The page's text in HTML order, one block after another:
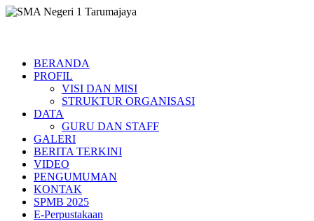
BERANDA
PROFIL
VISI DAN MISI
STRUKTUR ORGANISASI
DATA
GURU DAN STAFF
GALERI
BERITA TERKINI
VIDEO
PENGUMUMAN
KONTAK
SPMB 2025
E-Perpustakaan